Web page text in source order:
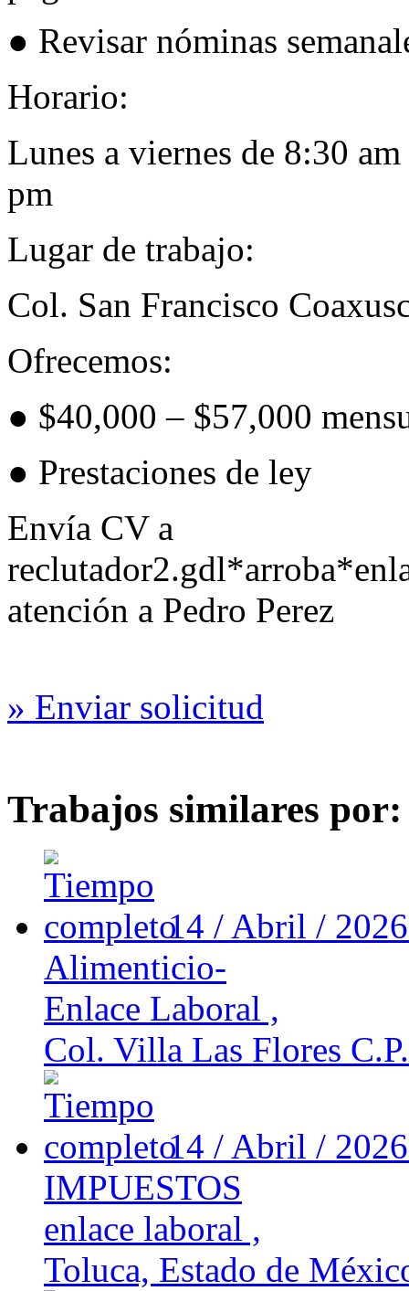
● Revisar nóminas
Horario:
Lunes a viernes de 8:30
pm
Lugar de trabajo:
Col. San Francisco
Ofrecemos:
● $40,000 – $57,000
● Prestaciones de ley
Envía CV a
atención a Pedro Perez
» Enviar solicitud
Trabajos similares
14 / Abril /
Alimenticio-
Enlace Laboral ,
Col. Villa Las Flores
14 / Abril /
IMPUESTOS
enlace laboral ,
Toluca, Estado de